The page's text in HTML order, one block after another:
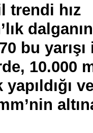
trendi hız
dalganın
bu
10.000